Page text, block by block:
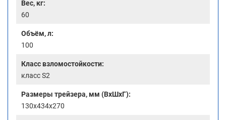
Вес, кг:
60
Объём, л:
100
Класс взломостойкости:
класс S2
Размеры трейзера, мм (ВхШхГ):
130x434x270